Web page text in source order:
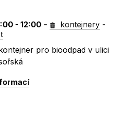
- 12:00 - kontejnery -
pro bioodpad v ulici